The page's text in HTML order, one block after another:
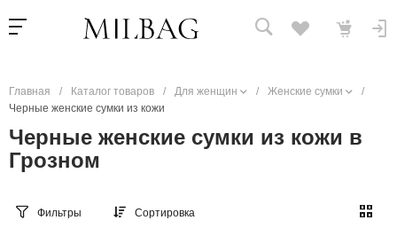
Главная / Каталог товаров / Для женщин / Женские сумки
/
Черные женские сумки из кожи
Черные женские сумки из кожи в
Грозном
Фильтры Сортировка